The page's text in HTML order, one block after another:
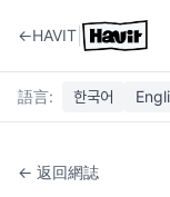
←HAVIT
語言: 한국어
← 返回網誌